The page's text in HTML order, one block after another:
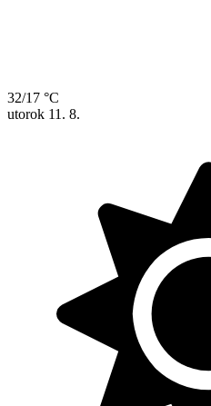
32/17 °C
utorok 11. 8.